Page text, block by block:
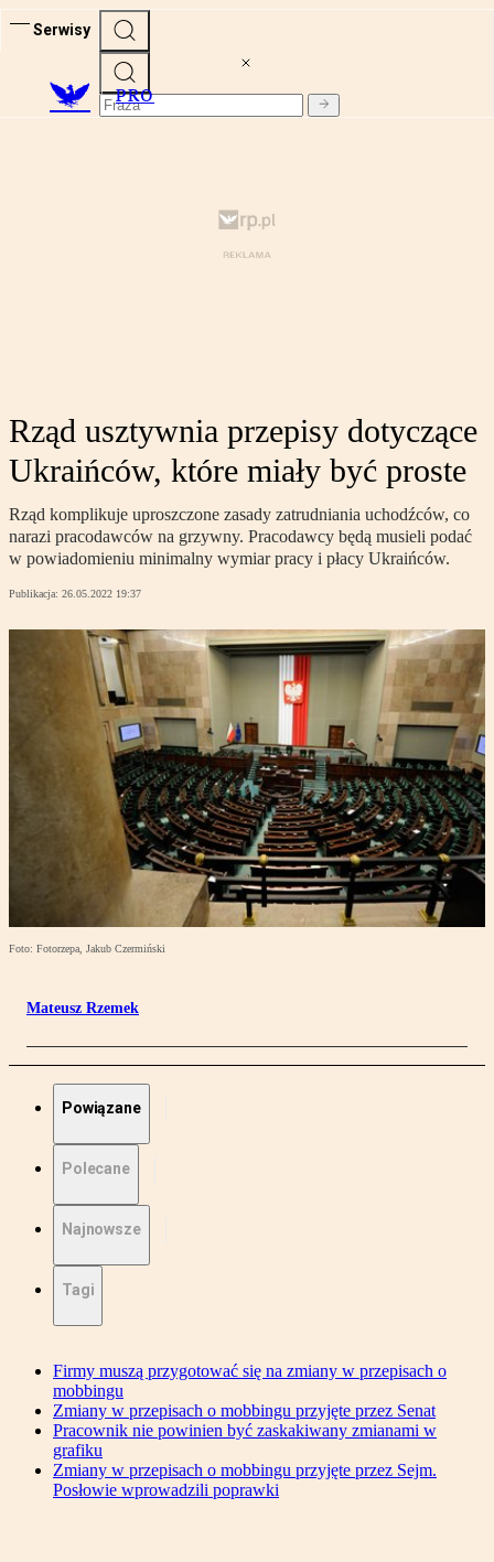
Serwisy
PRO
Rząd usztywnia przepisy dotyczące
Ukraińców, które miały być proste
Rząd komplikuje uproszczone zasady zatrudniania uchodźców, co
narazi pracodawców na grzywny. Pracodawcy będą musieli podać
w powiadomieniu minimalny wymiar pracy i płacy Ukraińców.
Publikacja: 26.05.2022 19:37
Foto: Fotorzepa, Jakub Czermiński
Mateusz Rzemek
Powiązane
Polecane
Najnowsze
Tagi
Firmy muszą przygotować się na zmiany w przepisach o
mobbingu
Zmiany w przepisach o mobbingu przyjęte przez Senat
Pracownik nie powinien być zaskakiwany zmianami w
grafiku
Zmiany w przepisach o mobbingu przyjęte przez Sejm.
Posłowie wprowadzili poprawki